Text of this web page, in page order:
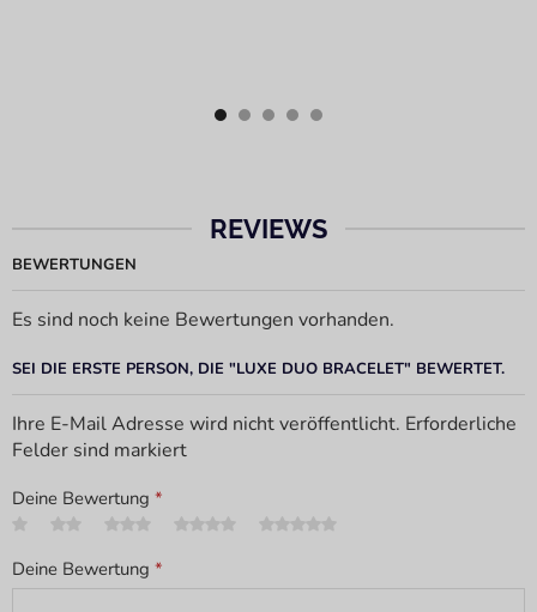
REVIEWS
BEWERTUNGEN
Es sind noch keine Bewertungen vorhanden.
SEI DIE ERSTE PERSON, DIE "LUXE DUO BRACELET" BEWERTET.
Ihre E-Mail Adresse wird nicht veröffentlicht. Erforderliche
Felder sind markiert
Deine Bewertung *
Deine Bewertung *